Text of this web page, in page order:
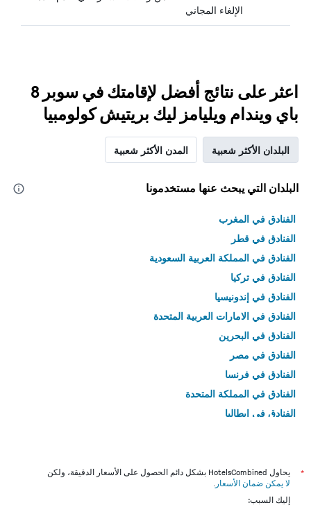
الإلغاء المجاني
اعثر على نتائج أفضل لإقامتك في سوبر 8
باي ويندام ويليامز ليك بريتيش كولومبيا
البلدان الأكثر شعبية المدن الأكثر شعبية
البلدان التي يبحث عنها مستخدمونا
الفنادق في المغرب
الفنادق في قطر
الفنادق في المملكة العربية السعودية
الفنادق في تركيا
الفنادق في إندونيسيا
الفنادق في الامارات العربية المتحدة
الفنادق في البحرين
الفنادق في مصر
الفنادق في فرنسا
الفنادق في المملكة المتحدة
الفنادق في إيطاليا
*
يحاول HotelsCombined بشكل دائم الحصول على الأسعار الدقيقة، ولكن
لا يمكن ضمان الأسعار .
إليك السبب: